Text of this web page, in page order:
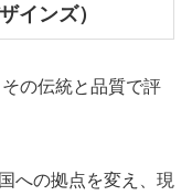
インズ）
の伝統と品質で評
への拠点を変え、現